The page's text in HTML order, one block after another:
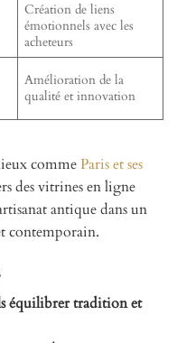
Création de liens
émotionnels avec les
acheteurs
Amélioration de la
qualité et innovation
commeParis et ses
des vitrines en ligne
antique dans un
contemporain.
équilibrer tradition et